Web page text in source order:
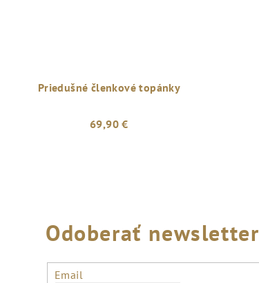
Priedušné členkové topánky
69,90 €
Odoberať newsletter
Email